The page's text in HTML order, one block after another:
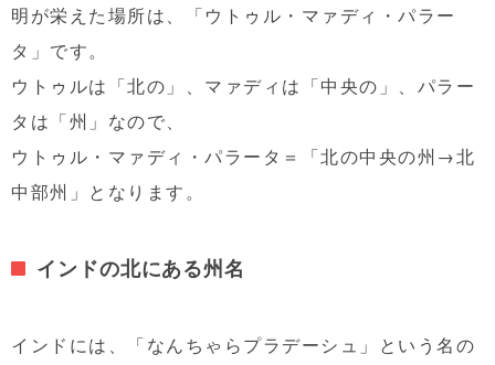
明が栄えた場所は、「ウトゥル・マァディ・パラー
タ」です。
ウトゥルは「北の」、マァディは「中央の」、パラー
タは「州」なので、
ウトゥル・マァディ・パラータ＝「北の中央の州→北
中部州」となります。
インドの北にある州名
インドには、「なんちゃらプラデーシュ」という名の